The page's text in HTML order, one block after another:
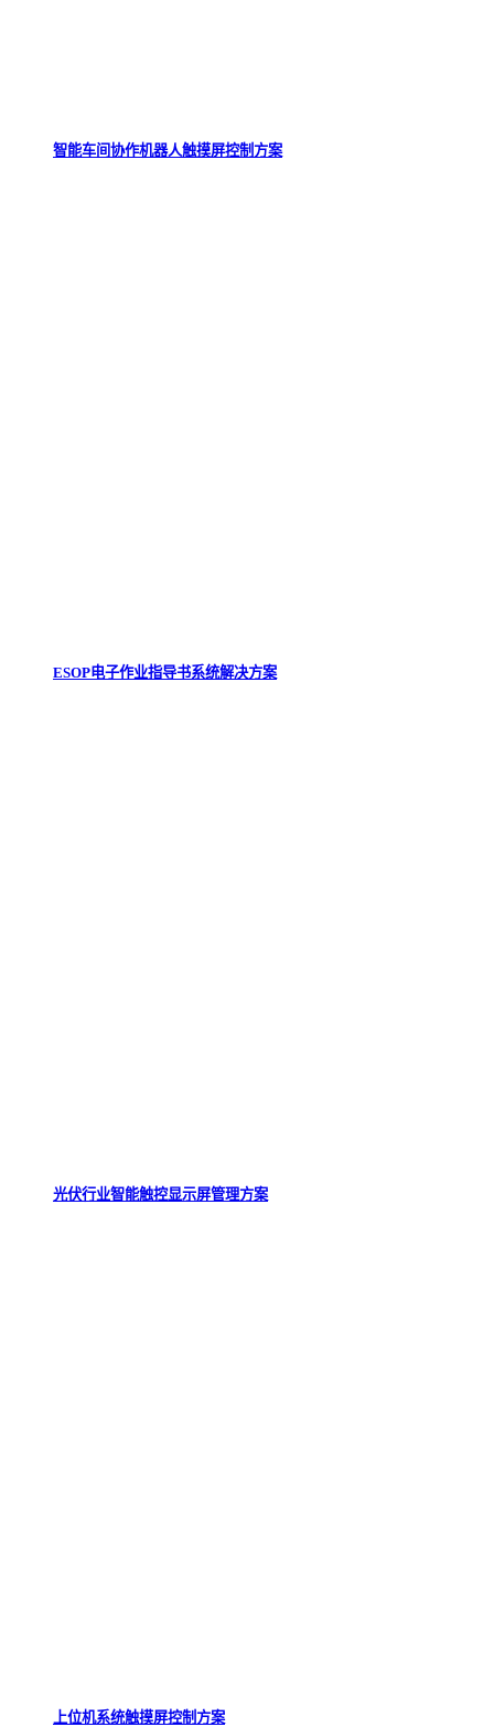
智能车间协作机器人触摸屏控制方案
ESOP电子作业指导书系统解决方案
光伏行业智能触控显示屏管理方案
上位机系统触摸屏控制方案